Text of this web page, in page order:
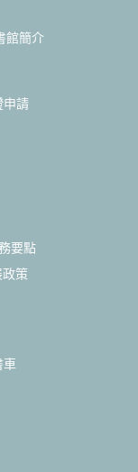
館簡介
申請
要點
政策
車